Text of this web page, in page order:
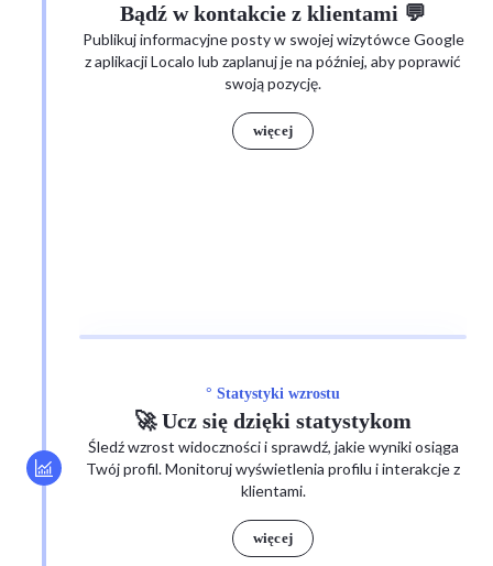
Bądź w kontakcie z klientami 💬
Publikuj informacyjne posty w swojej wizytówce Google
z aplikacji Localo lub zaplanuj je na później, aby poprawić
swoją pozycję.
więcej
° Statystyki wzrostu
🚀 Ucz się dzięki statystykom
Śledź wzrost widoczności i sprawdź, jakie wyniki osiąga
Twój profil. Monitoruj wyświetlenia profilu i interakcje z
klientami.
więcej